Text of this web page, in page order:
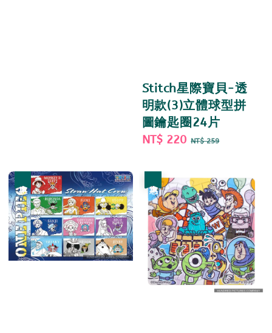
Stitch星際寶貝-透
明款(3)立體球型拼
圖鑰匙圈24片
Sale
NT$ 220 Regular
NT$ 259